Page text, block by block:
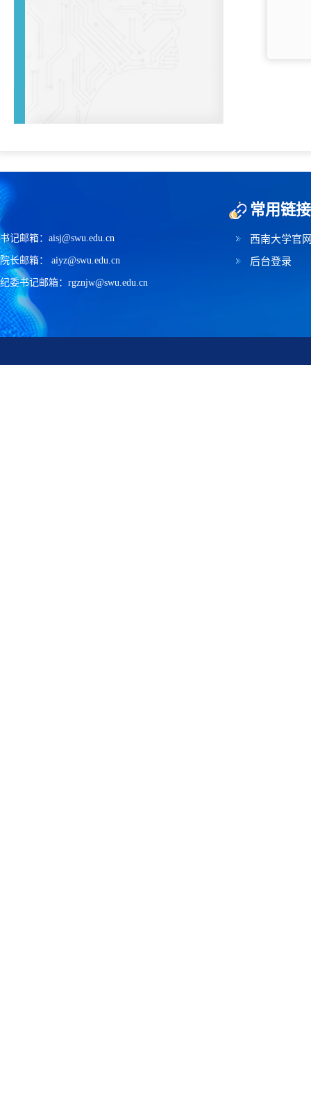
书记邮箱：aisj@swu.edu.cn
院长邮箱： aiyz@swu.edu.cn
纪委书记邮箱：rgznjw@swu.edu.cn
常用链接
西南大学官
后台登录